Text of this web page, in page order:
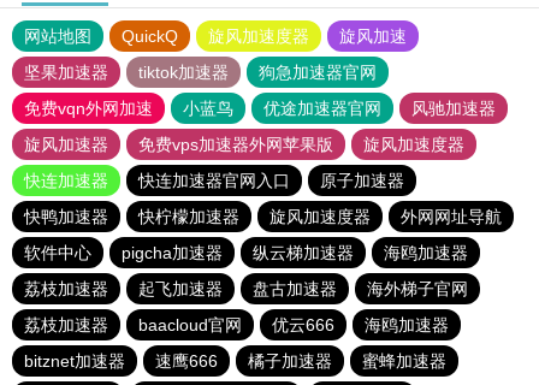
网站地图 QuickQ 旋风加速度器
旋风加速
坚果加速器
tiktok加速器
狗急加速器官网
免费vqn外网加速
小蓝鸟 优途加速器官网
风驰加速器
旋风加速器
免费vps加速器外网苹果版
旋风加速度器
快连加速器
快连加速器官网入口
原子加速器
快鸭加速器
快柠檬加速器 旋风加速度器
外网网址导航
软件中心
pigcha加速器 纵云梯加速器
海鸥加速器
荔枝加速器
起飞加速器 盘古加速器
海外梯子官网
荔枝加速器
baacloud官网 优云666
海鸥加速器
bitznet加速器
速鹰666 橘子加速器 蜜蜂加速器